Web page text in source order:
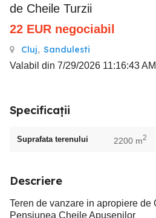
de Cheile Turzii
22 EUR negociabil
Cluj, Sandulesti
Valabil din 7/29/2026 11:16:43 AM
Specificații
Suprafata terenului 2200 m2
Descriere
Teren de vanzare in apropiere de
Pensiunea Cheile Apusenilor